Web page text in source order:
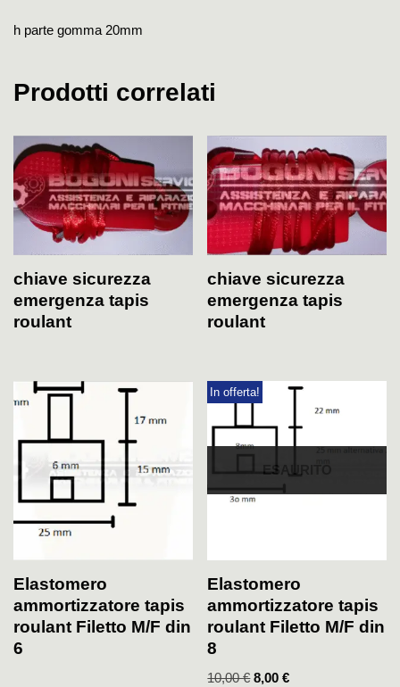
h parte gomma 20mm
Prodotti correlati
chiave sicurezza
emergenza tapis
roulant
chiave sicurezza
emergenza tapis
roulant
Elastomero
ammortizzatore tapis
roulant Filetto M/F din
6
ESAURITO
In offerta!
Elastomero
ammortizzatore tapis
roulant Filetto M/F din
8
10,00€ 8,00€